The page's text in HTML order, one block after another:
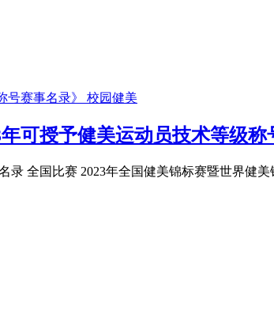
校园健美
可授予健美运动员技术等级称
名录 全国比赛 2023年全国健美锦标赛暨世界健